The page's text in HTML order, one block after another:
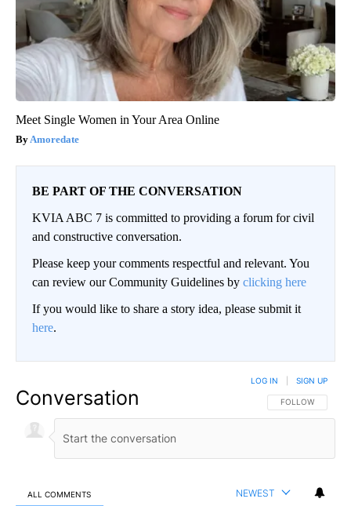
Meet Single Women in Your Area Online
Amoredate
BE PART OF THE CONVERSATION
KVIA ABC 7 is committed to providing a forum for civil
and constructive conversation.
Please keep your comments respectful and relevant. You
can review our Community Guidelines by clicking here
If you would like to share a story idea, please submit it
here.
Conversation FOLLOW THIS
FOLLOW
LOG IN SIGN UP
ALL COMMENTS NEWEST